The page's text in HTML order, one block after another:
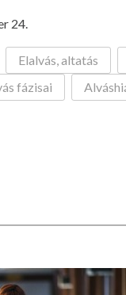
24.
Elalvás, altatás
fázisai